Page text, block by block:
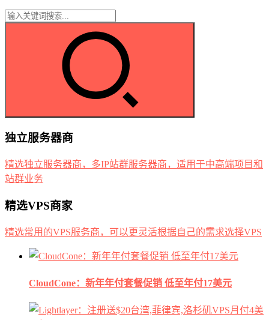
独立服务器商
精选独立服务器商，多IP站群服务器商，适用于中高端项目和
站群业务
精选VPS商家
精选常用的VPS服务商，可以更灵活根据自己的需求选择VPS
CloudCone：新年年付套餐促销 低至年付17美元